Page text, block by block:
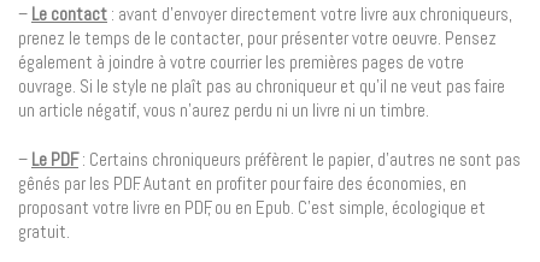
– Le contact : avant d’envoyer directement votre livre aux chroniqueurs,
prenez le temps de le contacter, pour présenter votre oeuvre. Pensez
également à joindre à votre courrier les premières pages de votre
ouvrage. Si le style ne plaît pas au chroniqueur et qu’il ne veut pas faire
un article négatif, vous n’aurez perdu ni un livre ni un timbre.
– Le PDF: Certains chroniqueurs préfèrent le papier, d’autres ne sont pas
gênés par les PDF. Autant en profiter pour faire des économies, en
proposant votre livre en PDF, ou en Epub. C’est simple, écologique et
gratuit.